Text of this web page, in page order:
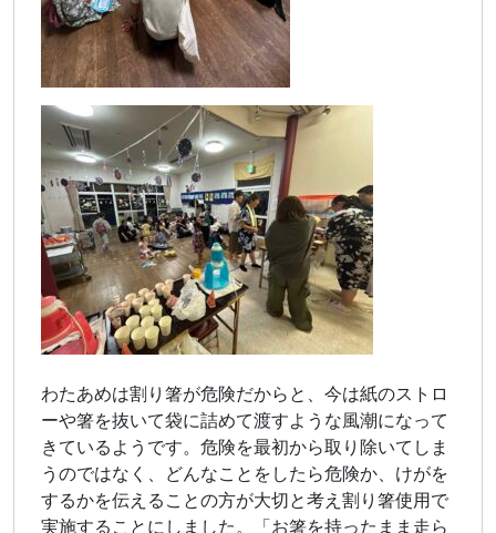
わたあめは割り箸が危険だからと、今は紙のストロ
ーや箸を抜いて袋に詰めて渡すような風潮になって
きているようです。危険を最初から取り除いてしま
うのではなく、どんなことをしたら危険か、けがを
するかを伝えることの方が大切と考え割り箸使用で
実施することにしました。「お箸を持ったまま走ら